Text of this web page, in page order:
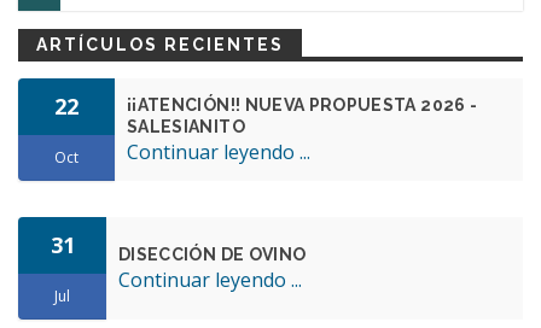
ARTÍCULOS RECIENTES
22
Oct
¡¡ATENCIÓN!! NUEVA PROPUESTA 2026 -
SALESIANITO
Continuar leyendo ...
31
Jul
DISECCIÓN DE OVINO
Continuar leyendo ...